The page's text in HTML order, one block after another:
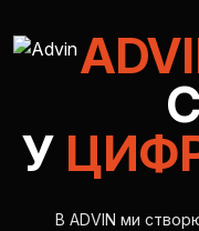
У
В ADVIN ми